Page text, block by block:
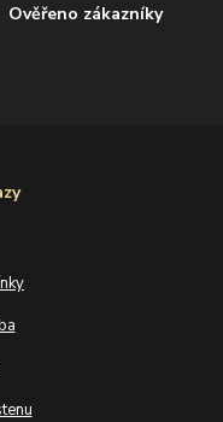
Ověřeno zákazníky